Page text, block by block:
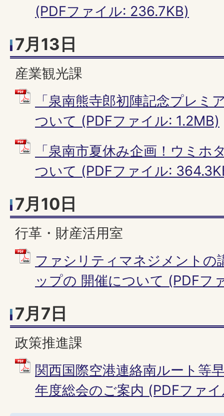
(PDFファイル: 236.7KB)
7月13日
産業観光課
「泉南熊寺郎初陣記念プレミ
ついて (PDFファイル: 1.2MB)
「泉南市夏休み企画！ウミホ
ついて (PDFファイル:
7月10日
行革・財産活用室
ファシリティマネジメントの
ップの 開催について (PDFフ
7月7日
政策推進課
関西国際空港連絡南ルート等
年度総会のご案内 (PDFファ